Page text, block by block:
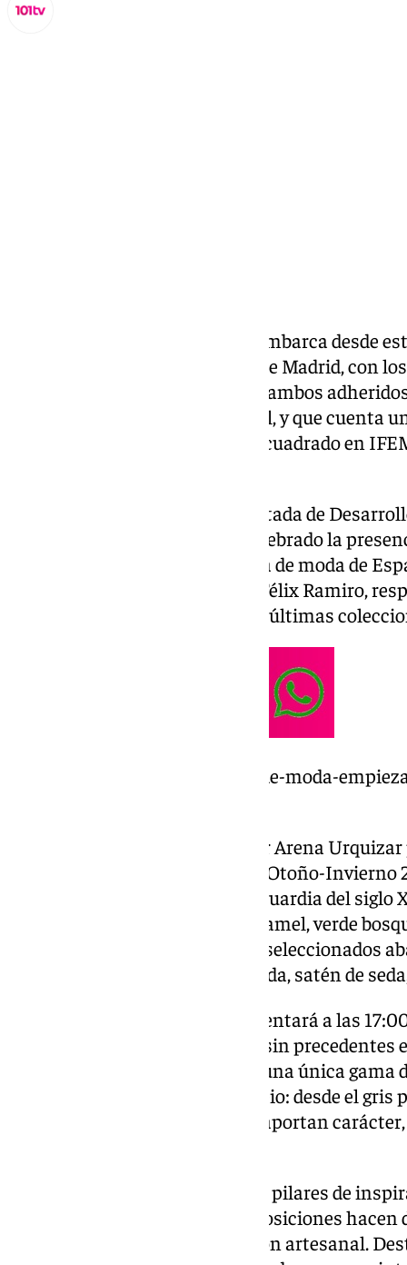
de Moda desembarca desde
Mercedes-Benz Fashion Week de Madrid, con
Rafael Urquizar y Félix Ramiro, ambos
Málaga, en apoyo al sector textil, y que cuenta
expositivo propio de 16 metros cuadrado en
Así lo ha dado a conocer la diputada de
Esperanza González, que ha celebrado la
una vez más en la gran pasarela de moda de
diseñadores Rafael Urquizar y Félix Ramiro,
presentarán hoy en Madrid sus últimas
https://www.101tv.es/malaga-de-moda-
A las 16:00 horas en el Movistar Arena
entre moda y arte, su colección Otoño-Invierno
movimientos artísticos de vanguardia del siglo
colección incluye tonos nude, camel, verde
negro, mientras que los tejidos seleccionados
punto de lana hasta gazar de seda, satén de
Por su parte, Félix Ramiro, presentará a las
colección AZERO, una apuesta sin
creativo de la firma, utilizando una única gama
convertirse en un lenguaje propio: desde el
los matices juegan con la luz y aportan
Fuerza, dureza y resistencia, los pilares de
patrones asimétricos, y superposiciones
y audaz que aúna una confección artesanal.